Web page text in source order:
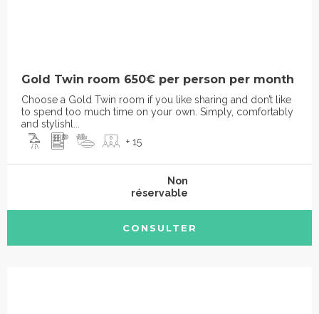
Gold Twin room 650€ per person per month
Choose a Gold Twin room if you like sharing and don’t like
to spend too much time on your own. Simply, comfortably
and stylishl...
+ 15
Non
réservable
CONSULTER